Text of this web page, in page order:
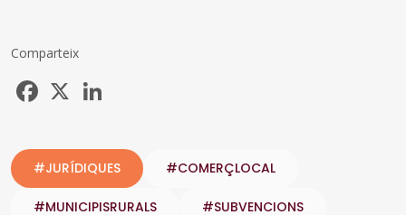
Comparteix
Facebook
#JURÍDIQUES #COMERÇLOCAL
#MUNICIPISRURALS #SUBVENCIONS